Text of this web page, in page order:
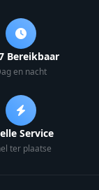
Bereikbaar
en nacht
Service
ter plaatse